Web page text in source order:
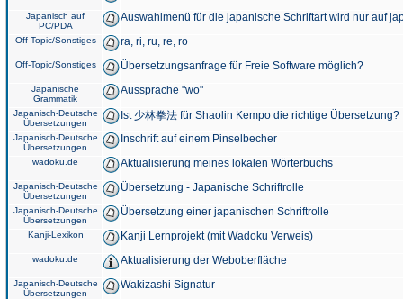
Japanisch auf
PC/PDA
Auswahlmenü für die japanische Schriftart wird nur auf
Off-Topic/Sonstiges ra, ri, ru, re, ro
Off-Topic/Sonstiges Übersetzungsanfrage für Freie Software möglich?
Japanische
Grammatik
Aussprache "wo"
Japanisch-Deutsche
Übersetzungen
Ist 少林拳法 für Shaolin Kempo die richtige Übersetzung?
Japanisch-Deutsche
Übersetzungen
Inschrift auf einem Pinselbecher
wadoku.de Aktualisierung meines lokalen Wörterbuchs
Japanisch-Deutsche
Übersetzungen
Übersetzung - Japanische Schriftrolle
Japanisch-Deutsche
Übersetzungen
Übersetzung einer japanischen Schriftrolle
Kanji-Lexikon Kanji Lernprojekt (mit Wadoku Verweis)
wadoku.de Aktualisierung der Weboberfläche
Japanisch-Deutsche
Übersetzungen
Wakizashi Signatur